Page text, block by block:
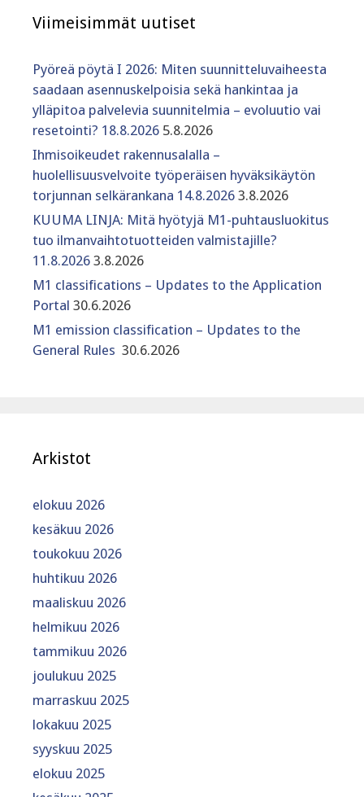
Viimeisimmät uutiset
Pyöreä pöytä I 2026: Miten suunnitteluvaiheesta
saadaan asennuskelpoisia sekä hankintaa ja
ylläpitoa palvelevia suunnitelmia – evoluutio vai
resetointi? 18.8.2026 5.8.2026
Ihmisoikeudet rakennusalalla –
huolellisuusvelvoite työperäisen hyväksikäytön
torjunnan selkärankana 14.8.2026 3.8.2026
KUUMA LINJA: Mitä hyötyjä M1-puhtausluokitus
tuo ilmanvaihtotuotteiden valmistajille?
11.8.2026 3.8.2026
M1 classifications – Updates to the Application
Portal 30.6.2026
M1 emission classification – Updates to the
General Rules 30.6.2026
Arkistot
elokuu 2026
kesäkuu 2026
toukokuu 2026
huhtikuu 2026
maaliskuu 2026
helmikuu 2026
tammikuu 2026
joulukuu 2025
marraskuu 2025
lokakuu 2025
syyskuu 2025
elokuu 2025